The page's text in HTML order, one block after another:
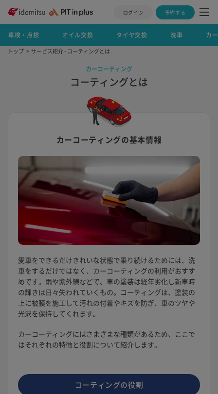
ログイン 予約する
車検・点検 オイル交換 タイヤ交換 洗車 カ
トップ サービス紹介 - コーティングとは
カーコーティング
コーティングとは
カーコーティングの基本情報
愛車をできるだけきれいな状態で乗り続けるためには、洗
車をするだけではなく、カーコーティングの利用がおすす
めです。雨や紫外線などで、車の塗装は経年劣化し新車時
の輝きは日々失われていくもの。コーティングは、塗装の
上に被膜を施工して汚れの付着やキズを防ぎ、車のツヤや
光沢を保持してくれます。
カーコーティングにはさまざまな種類があるため、ここで
はそれぞれの特徴と役割について紹介します。
コーティングの役割